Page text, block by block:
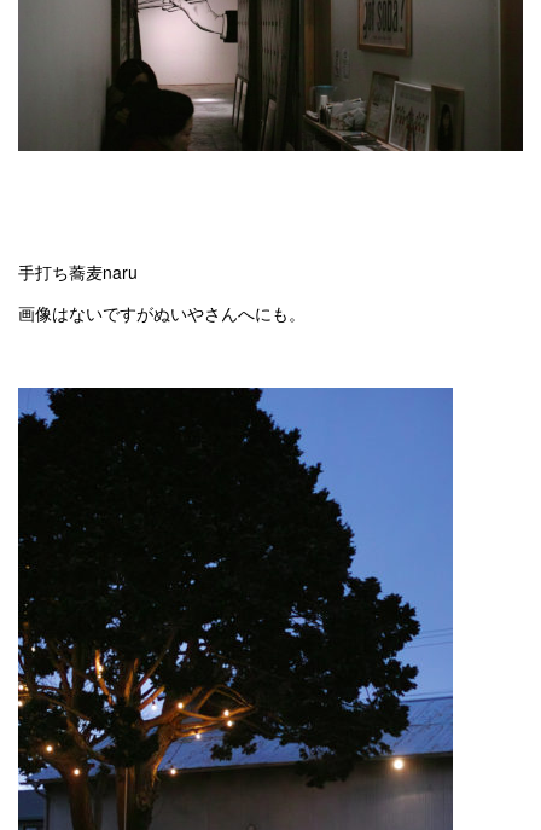
手打ち蕎麦naru
画像はないですがぬいやさんへにも。